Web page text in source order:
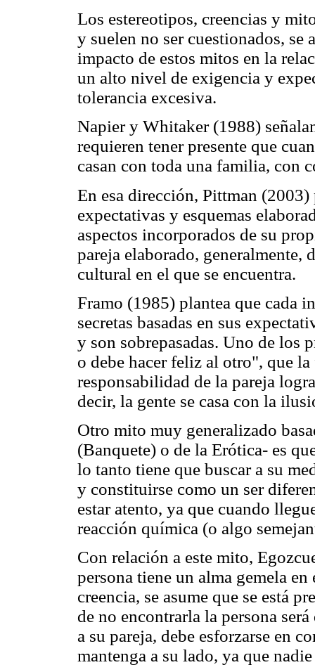
Los estereotipos, creencias y
y suelen no ser cuestionados, se
impacto de estos mitos en la
un alto nivel de exigencia y
tolerancia excesiva.
Napier y Whitaker (1988)
requieren tener presente que
casan con toda una familia, con
En esa dirección, Pittman (2003)
expectativas y esquemas
aspectos incorporados de su
pareja elaborado, generalmente,
cultural en el que se encuentra.
Framo (1985) plantea que cada
secretas basadas en sus
y son sobrepasadas. Uno de los
o debe hacer feliz al otro", que
responsabilidad de la pareja
decir, la gente se casa con la
Otro mito muy generalizado
(Banquete) o de la Erótica- es
lo tanto tiene que buscar a su
y constituirse como un ser
estar atento, ya que cuando
reacción química (o algo
Con relación a este mito,
persona tiene un alma gemela
creencia, se asume que se está
de no encontrarla la persona
a su pareja, debe esforzarse en
mantenga a su lado, ya que